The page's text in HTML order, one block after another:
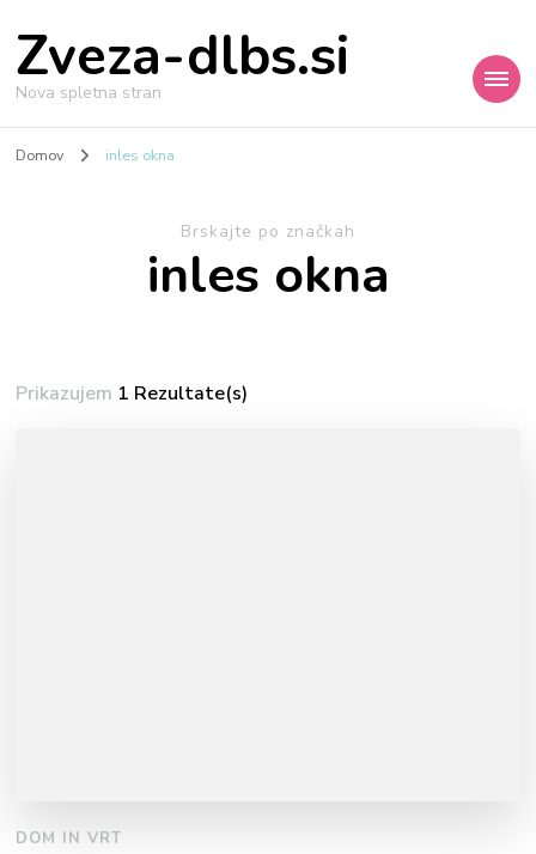
Zveza-dlbs.si
Nova spletna stran
Domov inles okna
Brskajte po značkah
inles okna
Prikazujem 1 Rezultate(s)
DOM IN VRT